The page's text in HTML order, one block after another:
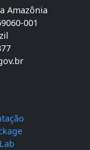
Amazônia
001